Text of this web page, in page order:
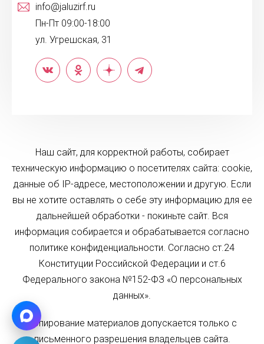
info@jaluzirf.ru
Пн-Пт 09:00-18:00
ул. Угрешская, 31
Наш сайт, для корректной работы, собирает
техническую информацию о посетителях сайта: cookie,
данные об IP-адресе, местоположении и другую. Если
вы не хотите оставлять о себе эту информацию для ее
дальнейшей обработки - покиньте сайт. Вся
информация собирается и обрабатывается согласно
политике конфиденциальности. Согласно ст.24
Конституции Российской Федерации и ст.6
Федерального закона №152-ФЗ «О персональных
данных».
Копирование материалов допускается только с
письменного разрешения владельцев сайта.